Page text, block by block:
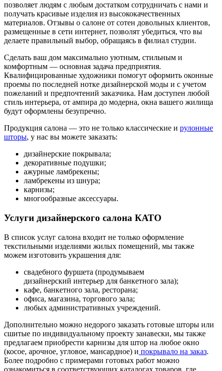
позволяет людям с любым достатком сотрудничать с нами и
получать красивые изделия из высококачественных
материалов. Отзывы о салоне от сотен довольных клиентов,
размещенные в сети интернет, позволят убедиться, что вы
делаете правильный выбор, обращаясь в филиал студии.
Сделать ваш дом максимально уютным, стильным и
комфортным — основная задача предприятия.
Квалифицированные художники помогут оформить оконные
проемы по последней нотке дизайнерской моды и с учетом
пожеланий и предпочтений заказчика. Нам доступен любой
стиль интерьера, от ампира до модерна, окна вашего жилища
будут оформлены безупречно.
Продукция салона — это не только классические и рулонные
шторы, у нас вы можете заказать:
дизайнерские покрывала;
декоративные подушки;
ажурные ламбрекены;
ламбрекены из шнура;
карнизы;
многообразные аксессуары.
Услуги дизайнерского салона КАТО
В список услуг салона входит не только оформление
текстильными изделиями жилых помещений, мы также
можем изготовить украшения для:
свадебного фуршета (продумываем
дизайнерский интерьер для банкетного зала);
кафе, банкетного зала, ресторана;
офиса, магазина, торгового зала;
любых административных учреждений.
Дополнительно можно недорого заказать готовые шторы или
сшитые по индивидуальному проекту занавески, мы также
предлагаем приобрести карнизы для штор на любое окно
(косое, арочное, угловое, мансардное) и покрывало на заказ.
Более подробно с примерами готовых работ можно
ознакомиться в соответствующих каталогах товаров, где